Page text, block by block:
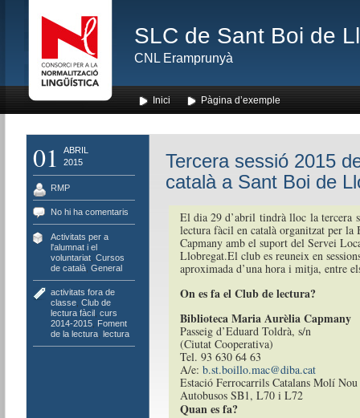
SLC de Sant Boi de
CNL Eramprunyà
Inici Pàgina d’exemple
01
ABRIL
2015
RMP
No hi ha comentaris
Activitats per a
l'alumnat i el
voluntariat, Cursos
de català, General
activitats fora de
classe, Club de
lectura fàcil, curs
2014-2015, Foment
de la lectura, lectura
Tercera sessió 2015
català a Sant Boi de
El dia 29 d’abril tindrà lloc la tercera
lectura fàcil en català organitzat per
Capmany amb el suport del Servei
Llobregat.El club es reuneix en
aproximada d’una hora i mitja, entre
On es fa el Club de lectura?
Biblioteca Maria Aurèlia Capmany
Passeig d’Eduard Toldrà, s/n
(Ciutat Cooperativa)
Tel. 93 630 64 63
A/e: b.st.boillo.mac@diba.cat
Estació Ferrocarrils Catalans Molí Nou
Autobusos SB1, L70 i L72
Quan es fa?